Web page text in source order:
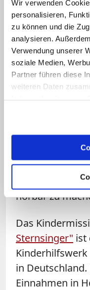
Wir verwenden
personalisieren,
zu können und die
analysieren.
Verwendung unserer
soziale Medien,
Partner führen diese
weiteren Daten
Tätigkeit viel
Auch wenn uns
nicht
sehr, dass er
übernehmen
Montag. Die
Katharina
ergänzten
Jahre
der Jugend in
hörbar zu
Das
Sternsinger" ist
in
Einnahmen in